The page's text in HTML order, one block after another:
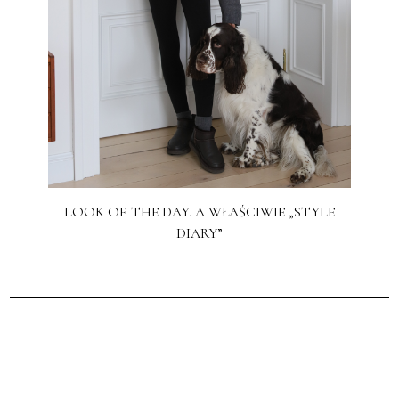
LOOK OF THE DAY. A WŁAŚCIWIE „STYLE
DIARY”